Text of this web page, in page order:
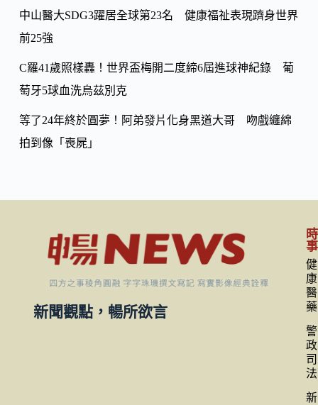
中山醫大SDG3躍居全球第23名 健康福祉表現躋身世界
前25強
C羅41歲照樣轟！世界盃梅開二度締6屆進球神紀錄 葡
萄牙5球血洗烏茲別克
等了24年終於圓夢！阿弟發片化身黑道大哥 吻戲纏綿
拍到像「喪屍」
新聞觀點，暢所欲言
時
事
健
康
醫
藥
警
政
司
法
新